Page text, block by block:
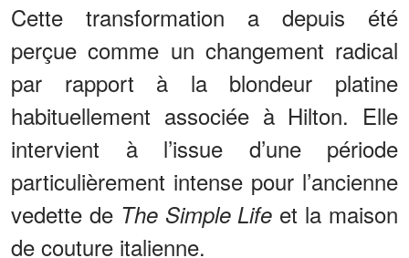
Cette transformation a depuis été
perçue comme un changement radical
par rapport à la blondeur platine
habituellement associée à Hilton. Elle
intervient à l’issue d’une période
particulièrement intense pour l’ancienne
vedette de The Simple Life et la maison
de couture italienne.